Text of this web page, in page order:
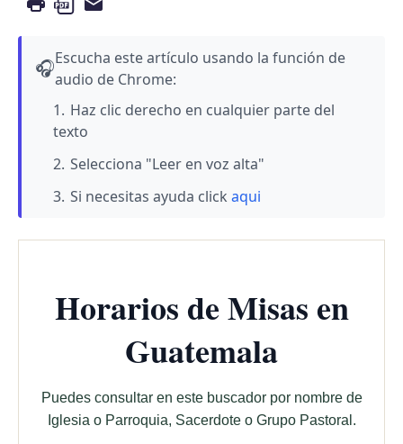
🎧Escucha este artículo usando la función de
audio de Chrome:
Haz clic derecho en cualquier parte del
texto
Selecciona "Leer en voz alta"
Si necesitas ayuda click aqui
Horarios de Misas en
Guatemala
Puedes consultar en este buscador por nombre de
Iglesia o Parroquia, Sacerdote o Grupo Pastoral.